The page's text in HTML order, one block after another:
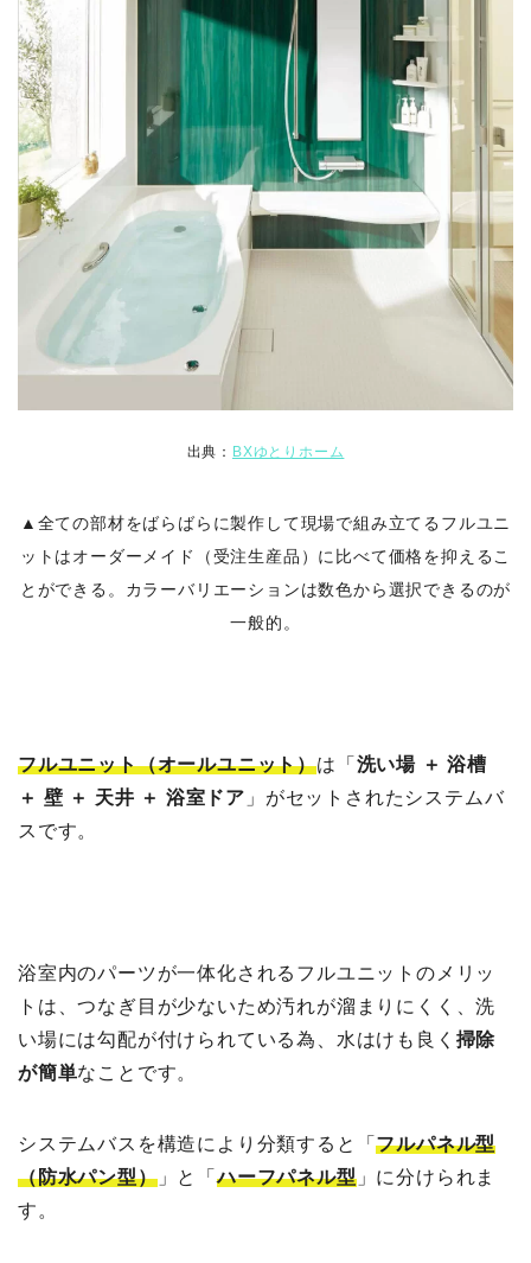
出典： BXゆとりホーム
▲全ての部材をばらばらに製作して現場で組み立てるフルユニ
ットはオーダーメイド（受注生産品）に比べて価格を抑えるこ
とができる。カラーバリエーションは数色から選択できるのが
一般的。
フルユニット（オールユニット）は「 洗い場 ＋ 浴槽
＋ 壁 ＋ 天井 ＋ 浴室ドア 」がセットされたシステムバ
スです。
浴室内のパーツが一体化されるフルユニットのメリッ
トは、つなぎ目が少ないため汚れが溜まりにくく、洗
い場には勾配が付けられている為、水はけも良く 掃除
が簡単なことです。
システムバスを構造により分類すると「フルパネル型
（防水パン型）」と「ハーフパネル型」に分けられま
す。